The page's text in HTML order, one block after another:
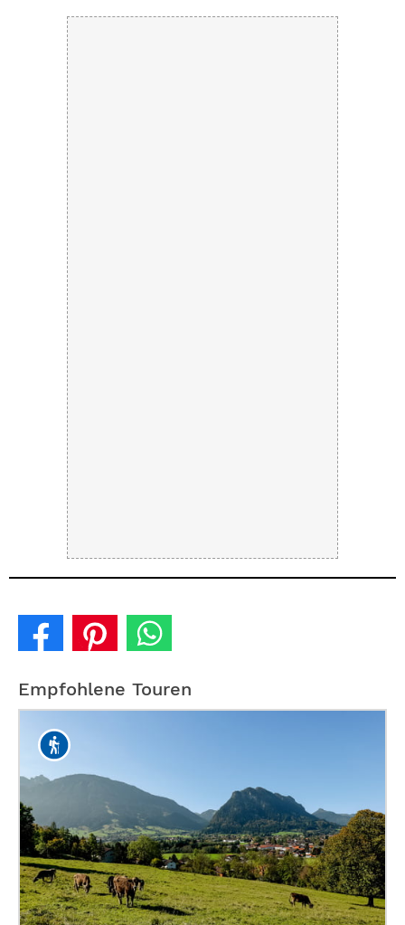
Empfohlene Touren